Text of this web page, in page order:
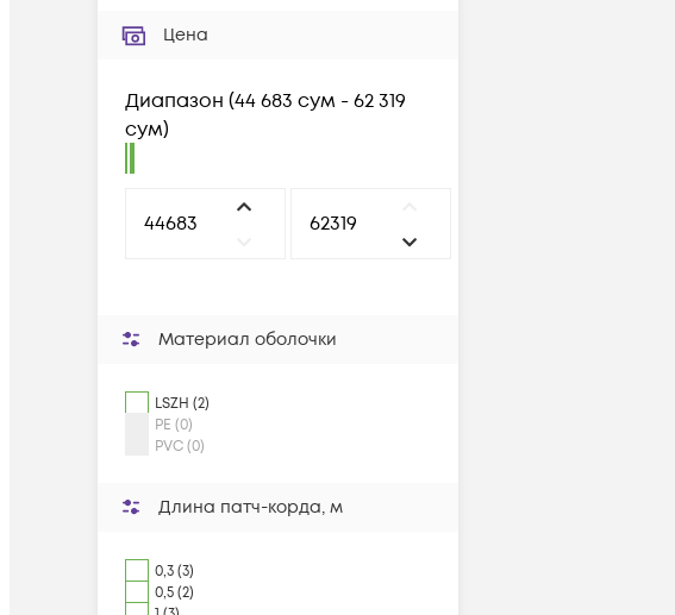
Цена
Диапазон (44 683 сум - 62 319
сум)
Материал оболочки
LSZH (2)
PE (0)
PVC (0)
Длина патч-корда, м
0,3 (3)
0,5 (2)